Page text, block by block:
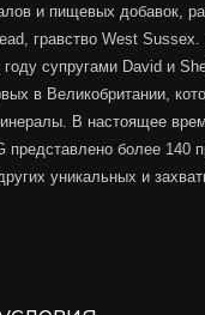
и пищевых добавок,
гравство West
супругами David и
в Великобритании,
В настоящее
представлено более 140
уникальных и